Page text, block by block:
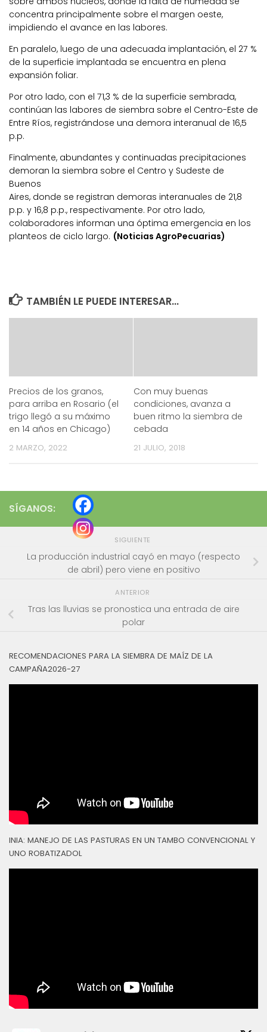
concentra principalmente sobre el margen oeste,
impidiendo el avance en las labores.
En paralelo, luego de una adecuada implantación, el 27 %
de la superficie implantada se encuentra en plena
expansión foliar.
Por otro lado, con el 71,3 % de la superficie sembrada,
continúan las labores de siembra sobre el Centro-Este de
Entre Ríos, registrándose una demora interanual de 16,5
p.p.
Finalmente, abundantes y continuadas precipitaciones
demoran la siembra sobre el Centro y Sudeste de
Buenos
Aires, donde se registran demoras interanuales de 21,8
p.p. y 16,8 p.p., respectivamente. Por otro lado,
colaboradores informan una óptima emergencia en los
planteos de ciclo largo. (Noticias AgroPecuarias)
TAMBIÉN LE PUEDE INTERESAR...
Precios de los granos,
para arriba en Rosario (el
trigo llegó a su máximo
en 14 años en Chicago)
2 MARZO, 2022
Con muy buenas
condiciones, avanza a
buen ritmo la siembra de
cebada
21 JULIO, 2018
SÍGANOS:
SIGUIENTE
La producción industrial cayó en mayo (respecto
de abril) pero viene en positivo
ANTERIOR
Tras las lluvias se pronostica una entrada de aire
polar
RECOMENDACIONES PARA LA SIEMBRA DE MAÍZ DE LA
CAMPAÑA2026-27
INIA: MANEJO DE LAS PASTURAS EN UN TAMBO CONVENCIONAL Y
UNO ROBATIZADOL